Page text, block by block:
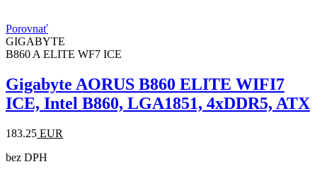
Porovnať
GIGABYTE
B860 A ELITE WF7 ICE
Gigabyte AORUS B860 ELITE WIFI7
ICE, Intel B860, LGA1851, 4xDDR5, ATX
183.25 EUR
bez DPH